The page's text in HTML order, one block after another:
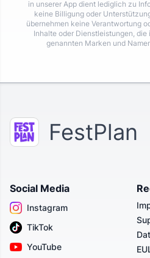
in unserer App dient lediglich zu
keine Billigung oder
übernehmen keine Verantwortung
Inhalte oder Dienstleistungen, die
genannten Marken und
FestPlan
Social Media
Instagram
TikTok
YouTube